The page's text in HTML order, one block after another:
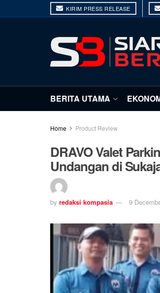
KIRIM PRESS RELEASE
BERITA UTAMA
Home Product Review
DRAVO Valet
Undangan di
by redaksi kompasia 9